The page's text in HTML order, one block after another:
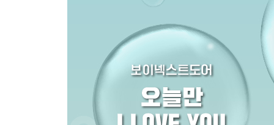
19. RUDE! - 하츠투하츠(Hearts2Hearts)
20. 빌려온 고양이 (Do the Dance) - 아일릿(ILLIT)
21. SPAGHETTI - 르세라핌(LE SSERAFIM)
22. 사랑하게 될 거야 - 한로로(HANRORO)